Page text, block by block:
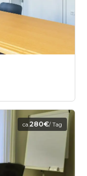
ca.280€/ Tag